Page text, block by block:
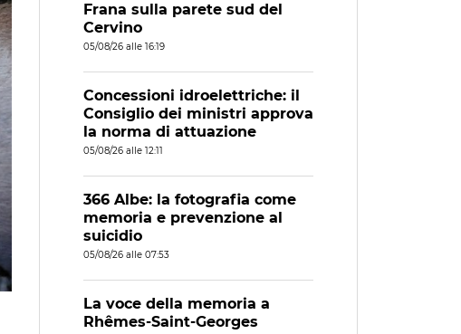
Frana sulla parete sud del
Cervino
05/08/26 alle 16:19
Concessioni idroelettriche: il
Consiglio dei ministri approva
la norma di attuazione
05/08/26 alle 12:11
366 Albe: la fotografia come
memoria e prevenzione al
suicidio
05/08/26 alle 07:53
La voce della memoria a
Rhêmes-Saint-Georges